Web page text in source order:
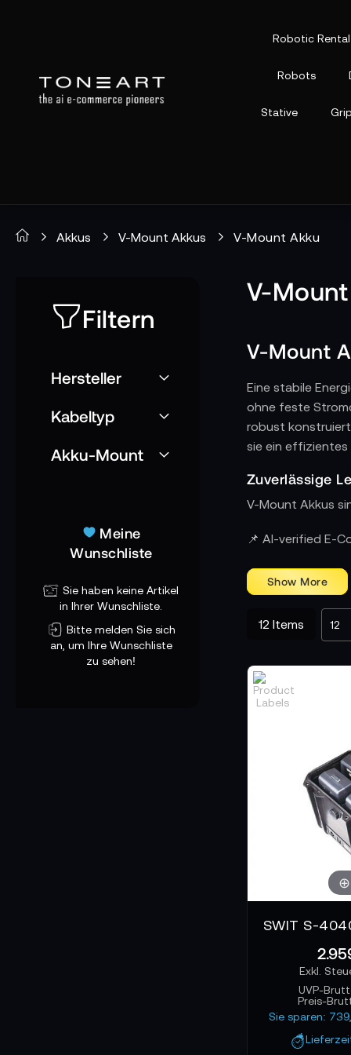
Robotic Rental
Robots
Stative
Akkus V-Mount Akkus V-Mount Akku
V-
V-Mount
Eine stabile
ohne feste
robust konstruiert
sie ein
Zuverlässige
V-Mount Akkus
Ideal für
Breite
PAGlink und
Kamera und
Beim Kauf lohnt
Für cineastische
stabiler Leistung
📌 AI-verified E-
12 Items
UVP-
Preis-
Sie sparen:
Filtern
Hersteller
Kabeltyp
Akku-Mount
Meine
Wunschliste
Sie haben keine Artikel
in Ihrer Wunschliste.
Bitte melden Sie sich
an, um Ihre Wunschliste
zu sehen!